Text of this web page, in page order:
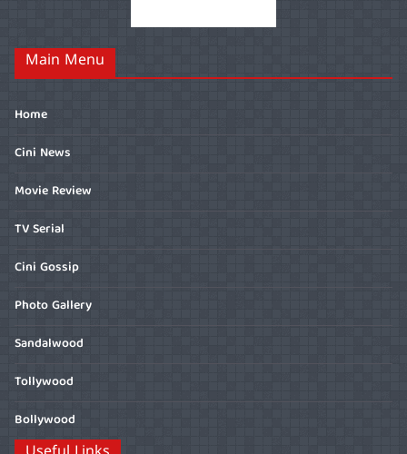
Main Menu
Home
Cini News
Movie Review
TV Serial
Cini Gossip
Photo Gallery
Sandalwood
Tollywood
Bollywood